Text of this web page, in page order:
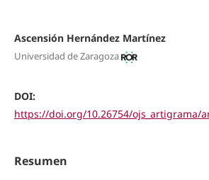
Ascensión Hernández Martínez
Universidad de Zaragoza
DOI:
https://doi.org/10.26754/ojs_artigrama/
Resumen